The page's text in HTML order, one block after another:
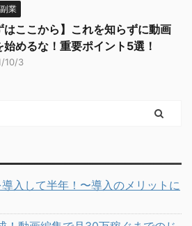
業
はここから】これを知らずに動画
始めるな！重要ポイント5選！
10/3
入して半年！〜導入のメリットに